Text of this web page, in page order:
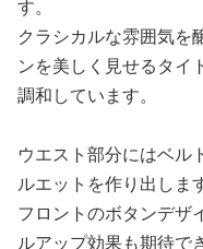
す。
クラシカルな雰囲気を
ンを美しく見せるタイ
調和しています。
ウエスト部分にはベル
ルエットを作り出します
フロントのボタンデザ
ルアップ効果も期待で